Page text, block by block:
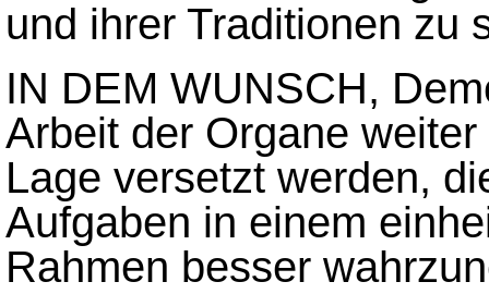
und ihrer Traditionen zu
IN DEM WUNSCH,
Arbeit der Organe
Lage versetzt werden,
Aufgaben in einem
Rahmen besser